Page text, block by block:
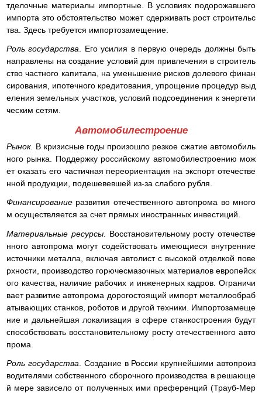
тделочные материалы импортные. В условиях подорожавшего
импорта это обстоятельство может сдерживать рост строительс
тва. Здесь требуется импортозамещение.
Роль государства. Его усилия в первую очередь должны быть
направлены на создание условий для привлечения в строитель
ство частного капитала, на уменьшение рисков долевого финан
сирования, ипотечного кредитования, упрощение процедур выд
еления земельных участков, условий подсоединения к энергети
ческим сетям.
Автомобилестроение
Рынок. В кризисные годы произошло резкое сжатие автомобиль
ного рынка. Поддержку российскому автомобилестроению мож
ет оказать его частичная переориентация на экспорт отечестве
нной продукции, подешевевшей из-за слабого рубля.
Финансирование развития отечественного автопрома во много
м осуществляется за счет прямых иностранных инвестиций.
Материальные ресурсы. Восстановительному росту отечестве
нного автопрома могут содействовать имеющиеся внутренние
источники металла, включая автолист с высокой отделкой пове
рхности, производство горючесмазочных материалов европейск
ого качества, наличие рабочих и инженерных кадров. Ограничи
вает развитие автопрома дорогостоящий импорт металлообраб
атывающих станков, роботов и другой техники. Импортозамеще
ние и дальнейшая локализация в сфере станкостроения будут
способствовать восстановительному росту отечественного авто
прома.
Роль государства . Создание в России крупнейшими автопроиз
водителями собственного сборочного производства в решающе
й мере зависело от полученных ими преференций (Трауб-Мер